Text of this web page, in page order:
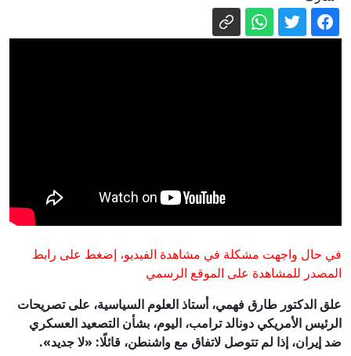
الأرصاد تحذر من أجواء شديدة الحرارة على
أغلب الأنحاء.. والقاهرة 38 درجة
أنقذ 6 من الموت وغرق.. حكاية الشاب
بطل شاطئ البيطاش فى الإسكندرية
6 سبتمبر.. استدعاء محمد صلاح لمحكمة
القاهرة الجديدة بسبب دعوى أتعاب محاماة
في حال واجهت مشكلة في مشاهدة الفيديو، إضغط على رابط
المصدر للمشاهدة على الموقع الرسمي
علق الدكتور طارق فهمي، أستاذ العلوم السياسية، على تصريحات
الرئيس الأمريكي دونالد ترامب، اليوم، بشأن التصعيد العسكري
ضد إيران، إذا لم تتوصل لاتفاق مع واشنطن، قائلًا: «لا جديد».